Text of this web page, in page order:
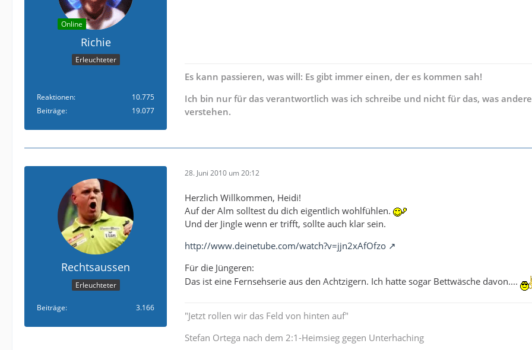
Online
Richie
Erleuchteter
Reaktionen
10.775
Beiträge
19.077
Es kann passieren, was will: Es gibt immer einen, der es kommen sah!
Ich bin nur für das verantwortlich was ich schreibe und nicht für das, was andere
verstehen.
Rechtsaussen
Erleuchteter
Beiträge 3.166
28. Juni 2010 um 20:12
Herzlich Willkommen, Heidi!
Auf der Alm solltest du dich eigentlich wohlfühlen.
Und der Jingle wenn er trifft, sollte auch klar sein.
http://www.deinetube.com/watch?v=jjn2xAfOfzo
Für die Jüngeren:
Das ist eine Fernsehserie aus den Achtzigern. Ich hatte sogar Bettwäsche davon....
"Jetzt rollen wir das Feld von hinten auf"
Stefan Ortega nach dem 2:1-Heimsieg gegen Unterhaching